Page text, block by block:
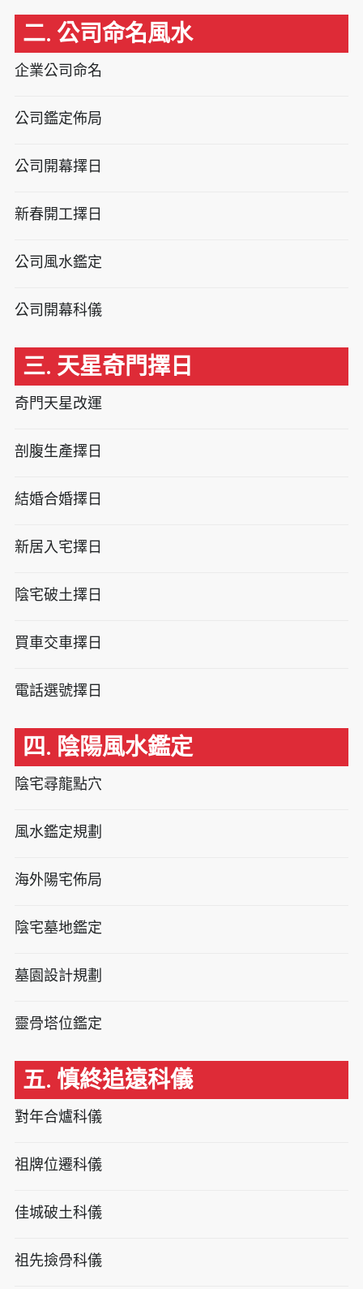
二. 公司命名風水
企業公司命名
公司鑑定佈局
公司開幕擇日
新春開工擇日
公司風水鑑定
公司開幕科儀
三. 天星奇門擇日
奇門天星改運
剖腹生產擇日
結婚合婚擇日
新居入宅擇日
陰宅破土擇日
買車交車擇日
電話選號擇日
四. 陰陽風水鑑定
陰宅尋龍點穴
風水鑑定規劃
海外陽宅佈局
陰宅墓地鑑定
墓園設計規劃
靈骨塔位鑑定
五. 慎終追遠科儀
對年合爐科儀
祖牌位遷科儀
佳城破土科儀
祖先撿骨科儀